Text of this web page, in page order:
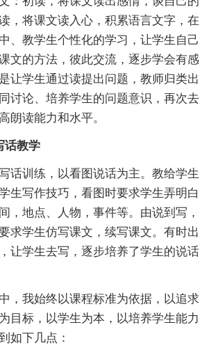
，将课文读入心，积累语言文字，在
、教学生个性化的学习，让学生自己
文的方法，彼此交流，逐步学会有感
让学生通过读提出问题，教师归类出
讨论、培养学生的问题意识，再次去
朗读能力和水平。
话教学
训练，以看图说话为主。教给学生
生写作技巧，看图时要求学生弄明白
，地点、人物，事件等。由说到写，
求学生仿写课文，续写课文。有时出
让学生去写，逐步培养了学生的说话
我始终以课程标准为依据，以追求
目标，以学生为本，以培养学生能力
如下几点：